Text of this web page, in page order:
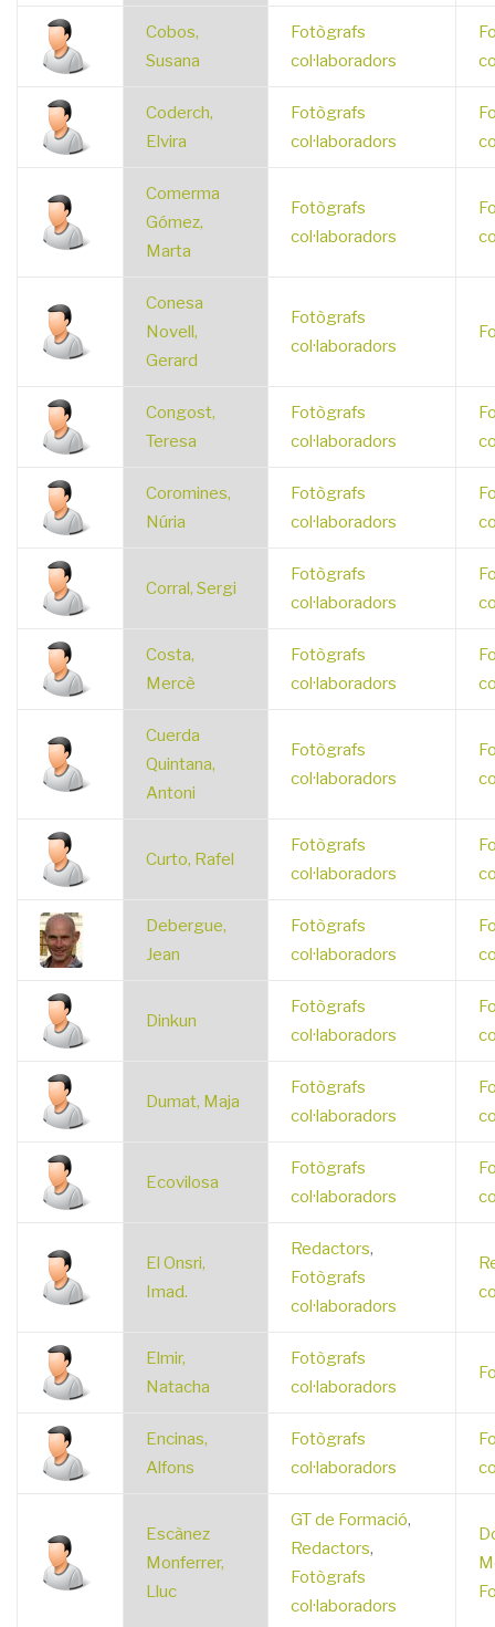
Cobos,
Susana
Fotògrafs
col·laboradors
Coderch,
Elvira
Fotògrafs
col·laboradors
Comerma
Gómez,
Marta
Fotògrafs
col·laboradors
Conesa
Novell,
Gerard
Fotògrafs
col·laboradors
Congost,
Teresa
Fotògrafs
col·laboradors
Coromines,
Núria
Fotògrafs
col·laboradors
Corral, Sergi
Fotògrafs
col·laboradors
Costa,
Mercè
Fotògrafs
col·laboradors
Cuerda
Quintana,
Antoni
Fotògrafs
col·laboradors
Curto, Rafel
Fotògrafs
col·laboradors
Debergue,
Jean
Fotògrafs
col·laboradors
Dinkun
Fotògrafs
col·laboradors
Dumat, Maja
Fotògrafs
col·laboradors
Ecovilosa
Fotògrafs
col·laboradors
El Onsri,
Imad.
Redactors,
Fotògrafs
col·laboradors
Elmir,
Natacha
Fotògrafs
col·laboradors
Encinas,
Alfons
Fotògrafs
col·laboradors
Escànez
Monferrer,
Lluc
GT de Formació,
Redactors,
Fotògrafs
col·laboradors